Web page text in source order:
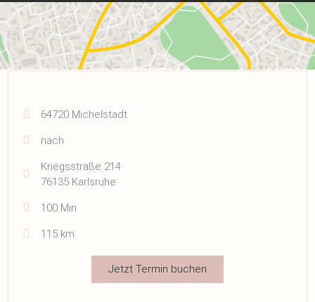
64720 Michelstadt
nach
Kriegsstraße 214
76135 Karlsruhe
100 Min
115 km
Jetzt Termin buchen